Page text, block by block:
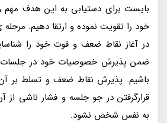
بایست برای دستیابی به این هدف مهم و
خود را تقویت نموده و ارتقا دهیم.
در آغاز نقاط ضعف و قوت خود را
ضمن پذیرش خصوصیات خود در جلسات
باشیم. پذیرش نقاط ضعف و تسلط بر
قرارگرفتن در جو جلسه و فشار ناشی
به نفس شخص نشود.